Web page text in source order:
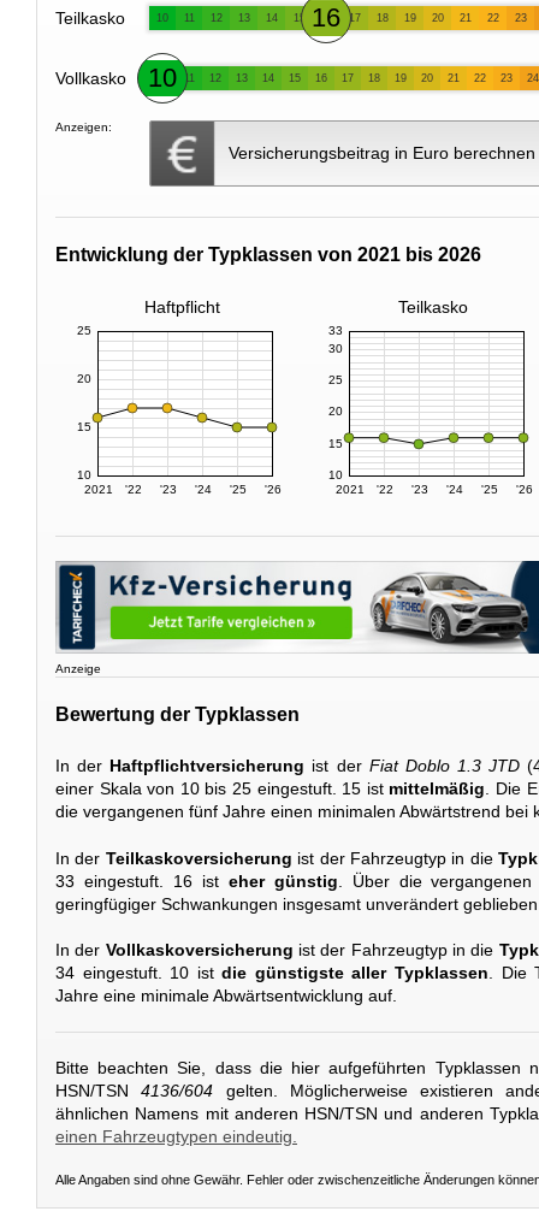
Teilkasko 10 11 12 13 14 15 16 17 18 19 20 21 22 23
Vollkasko 10 11 12 13 14 15 16 17 18 19 20 21 22 23 24
Anzeigen:
Versicherungsbeitrag in Euro berechnen
Entwicklung der Typklassen von 2021 bis 2026
Haftpflicht Teilkasko
2021 '22 '23 '24 '25 '26
10
15
20
25
2021 '22 '23 '24 '25 '26
10
15
20
25
30
33
Anzeige
Bewertung der Typklassen
In der Haftpflichtversicherung ist der Fiat Doblo 1.3 JTD
einer Skala von 10 bis 25 eingestuft. 15 ist mittelmäßig . Die
die vergangenen fünf Jahre einen minimalen Abwärtstrend bei
In der Teilkaskoversicherung ist der Fahrzeugtyp in die
33 eingestuft. 16 ist eher günstig . Über die
geringfügiger Schwankungen insgesamt unverändert
In der Vollkaskoversicherung ist der Fahrzeugtyp in die
34 eingestuft. 10 istdie günstigste aller Typklassen. Die
Jahre eine minimale Abwärtsentwicklung auf.
Bitte beachten Sie, dass die hier aufgeführten Typklassen
HSN/TSN4136/604 gelten. Möglicherweise existieren
ähnlichen Namens mit anderen HSN/TSN und anderen
einen Fahrzeugtypen eindeutig.
Alle Angaben sind ohne Gewähr. Fehler oder zwischenzeitliche Änderungen